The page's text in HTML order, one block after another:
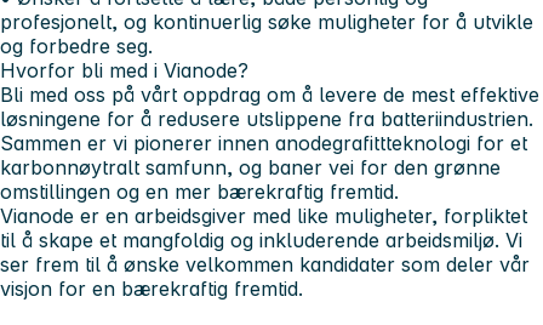
profesjonelt, og kontinuerlig søke muligheter for å utvikle
og forbedre seg.
Hvorfor bli med i Vianode?
Bli med oss på vårt oppdrag om å levere de mest effektive
løsningene for å redusere utslippene fra batteriindustrien.
Sammen er vi pionerer innen anodegrafittteknologi for et
karbonnøytralt samfunn, og baner vei for den grønne
omstillingen og en mer bærekraftig fremtid.
Vianode er en arbeidsgiver med like muligheter, forpliktet
til å skape et mangfoldig og inkluderende arbeidsmiljø. Vi
ser frem til å ønske velkommen kandidater som deler vår
visjon for en bærekraftig fremtid.